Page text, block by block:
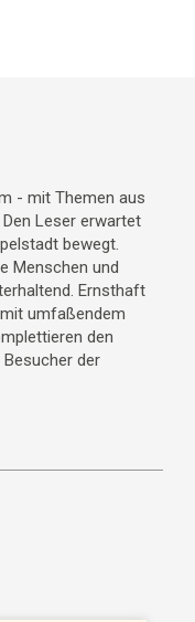
- mit Themen aus
Leser erwartet
bewegt.
Menschen und
Ernsthaft
umfaßendem
den
der